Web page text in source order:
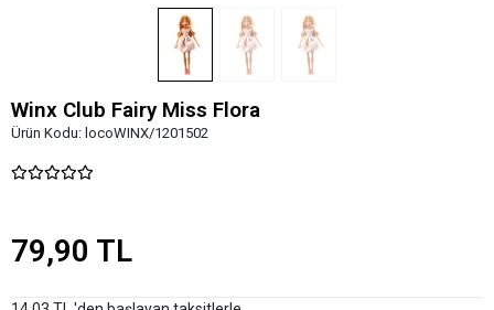
Winx Club Fairy Miss Flora
Ürün Kodu: locoWINX/1201502
79,90 TL